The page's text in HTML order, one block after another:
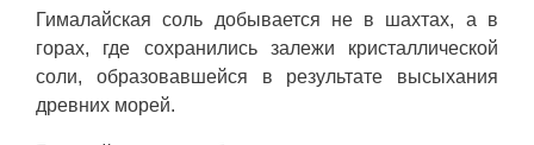
Гималайская соль добывается не в шахтах, а в
горах, где сохранились залежи кристаллической
соли, образовавшейся в результате высыхания
древних морей.